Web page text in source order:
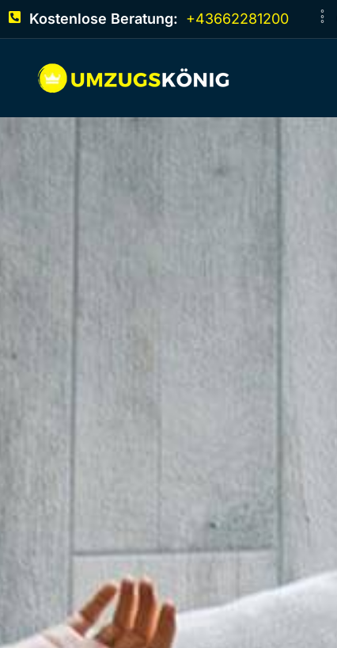
Kostenlose Beratung: +43662281200